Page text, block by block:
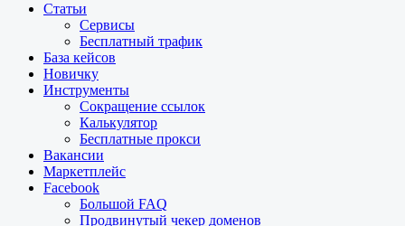
Статьи
Сервисы
Бесплатный трафик
База кейсов
Новичку
Инструменты
Сокращение ссылок
Калькулятор
Бесплатные прокси
Вакансии
Маркетплейс
Facebook
Большой FAQ
Продвинутый чекер доменов